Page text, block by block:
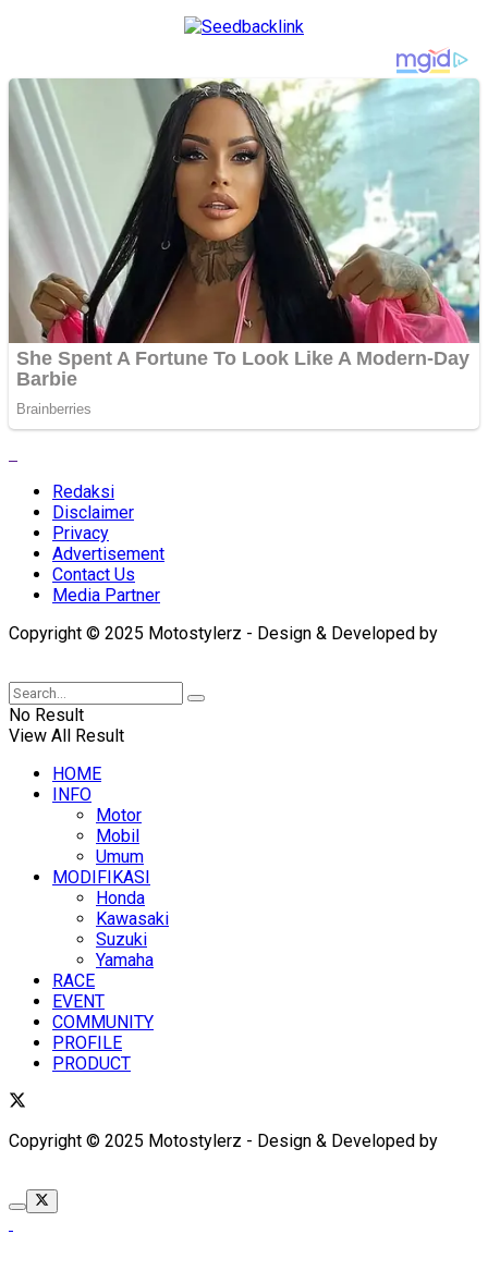
Redaksi
Disclaimer
Privacy
Advertisement
Contact Us
Media Partner
Copyright © 2025 Motostylerz - Design & Developed by
No Result
View All Result
HOME
INFO
Motor
Mobil
Umum
MODIFIKASI
Honda
Kawasaki
Suzuki
Yamaha
RACE
EVENT
COMMUNITY
PROFILE
PRODUCT
Copyright © 2025 Motostylerz - Design & Developed by